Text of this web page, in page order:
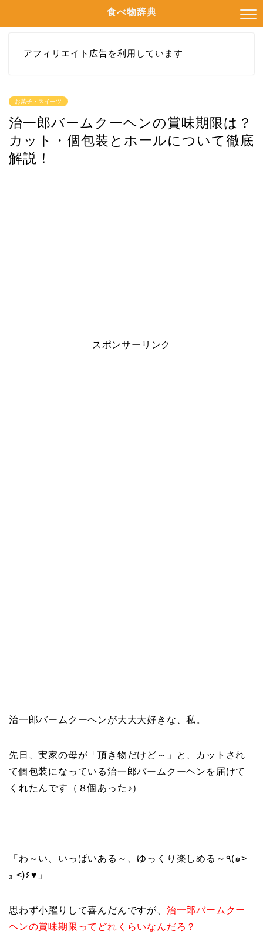
食べ物辞典
アフィリエイト広告を利用しています
お菓子・スイーツ
治一郎バームクーヘンの賞味期限は？
カット・個包装とホールについて徹底
解説！
スポンサーリンク
治一郎バームクーヘンが大大大好きな、私。
先日、実家の母が「頂き物だけど～」と、カットされ
て個包装になっている治一郎バームクーヘンを届けて
くれたんです（８個あった♪）
「わ～い、いっぱいある～、ゆっくり楽しめる～٩(๑>
₃ <)۶♥」
思わず小躍りして喜んだんですが、 治一郎バームクー
ヘンの賞味期限ってどれくらいなんだろ？